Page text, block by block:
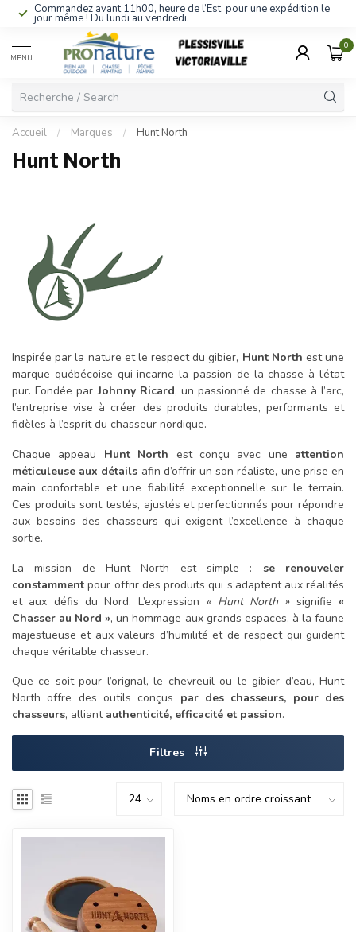
Commandez avant 11h00, heure de l’Est, pour une expédition le
jour même ! Du lundi au vendredi.
MENU
0
Accueil / Marques / Hunt North
Hunt North
Inspirée par la nature et le respect du gibier, Hunt North est une
marque québécoise qui incarne la passion de la chasse à l’état
pur. Fondée parJohnny Ricard, un passionné de chasse à l’arc,
l’entreprise vise à créer des produits durables, performants et
fidèles à l’esprit du chasseur nordique.
Chaque appeau Hunt North est conçu avec une attention
méticuleuse aux détails afin d’offrir un son réaliste, une prise en
main confortable et une fiabilité exceptionnelle sur le terrain.
Ces produits sont testés, ajustés et perfectionnés pour répondre
aux besoins des chasseurs qui exigent l’excellence à chaque
sortie.
La mission de Hunt North est simple : se renouveler
constamment pour offrir des produits qui s’adaptent aux réalités
et aux défis du Nord. L’expression « Hunt North »signifie«
Chasser au Nord », un hommage aux grands espaces, à la faune
majestueuse et aux valeurs d’humilité et de respect qui guident
chaque véritable chasseur.
Que ce soit pour l’orignal, le chevreuil ou le gibier d’eau, Hunt
North offre des outils conçus par des chasseurs, pour des
chasseurs, alliant authenticité, efficacité et passion.
Filtres